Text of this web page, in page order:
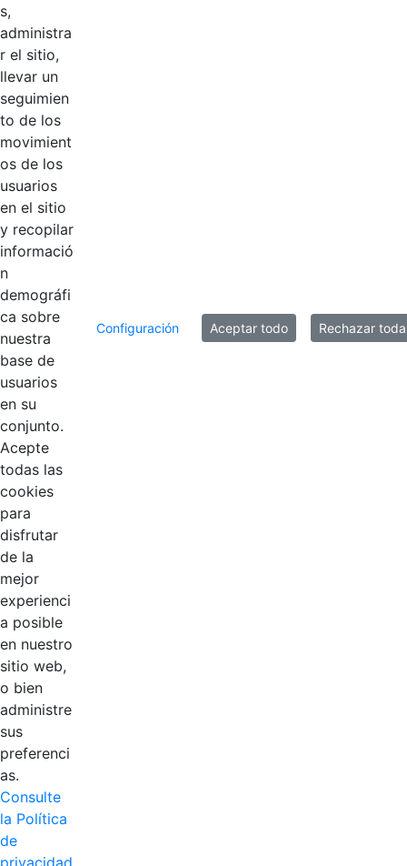
Productos
AÑADIR COMENTARIOS
s,
administra
r el sitio,
llevar un
seguimien
to de los
movimient
os de los
usuarios
en el sitio
y recopilar
informació
n
demográfi
ca sobre
nuestra
base de
usuarios
en su
conjunto.
Acepte
todas las
cookies
para
disfrutar
de la
mejor
experienci
a posible
en nuestro
sitio web,
o bien
administre
sus
preferenci
as.
Consulte
la Política
de
privacidad
Configuración Aceptar todo Rechazar